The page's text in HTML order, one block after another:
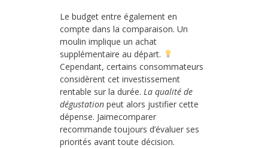
Le budget entre également en
compte dans la comparaison. Un
moulin implique un achat
supplémentaire au départ.
Cependant, certains consommateurs
considèrent cet investissement
rentable sur la durée. La qualité de
dégustation peut alors justifier cette
dépense. Jaimecomparer
recommande toujours d’évaluer ses
priorités avant toute décision.